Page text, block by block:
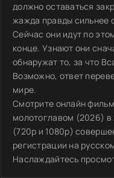
должно оставаться
жажда правды сильнее
Сейчас они идут по
конце. Узнают они
обнаружат то, за что
Возможно, ответ
мире.
Смотрите онлайн
молотоглавом (2026) в
(720p и 1080p)
регистрации на
Наслаждайтесь